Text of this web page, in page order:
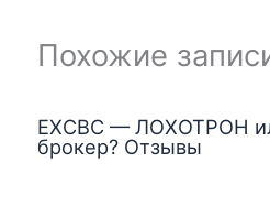
Похожие
EXCBC — ЛОХОТРОН
брокер? Отзывы